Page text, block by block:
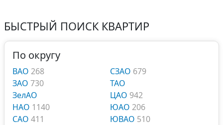
БЫСТРЫЙ ПОИСК КВАРТИР
По округу
ВАО 268
ЗАО 730
ЗелАО
НАО 1140
САО 411
СЗАО 679
ТАО
ЦАО 942
ЮАО 206
ЮВАО 510